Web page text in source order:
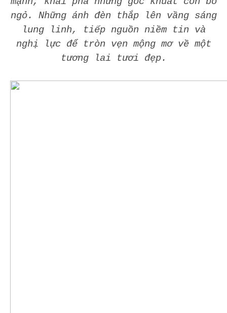
ngỏ. Những ánh đèn thắp lên vầng sáng
lung linh, tiếp nguồn niềm tin và
nghị lực để tròn vẹn mộng mơ về một
tương lai tươi đẹp.